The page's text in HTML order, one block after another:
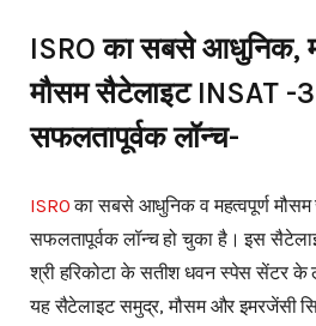
ISRO का सबसे आधुनिक,
मौसम सैटेलाइट INSAT -
सफलतापूर्वक लॉन्च-
ISROका सबसे आधुनिक व महत्वपूर्ण
सफलतापूर्वक लॉन्च हो चुका है। इस
श्री हरिकोटा के सतीश धवन स्पेस सेंटर के
यह सैटेलाइट समुद्र, मौसम और इमरजेंसी